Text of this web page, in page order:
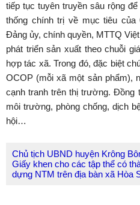
tiếp tục tuyên truyền sâu rộng
thống chính trị về mục tiêu
Đảng ủy, chính quyền, MTTQ
phát triển sản xuất theo chuỗi
hợp tác xã. Trong đó, đặc biệt
OCOP (mỗi xã một sản phẩm),
cạnh tranh trên thị trường. Đồng
môi trường, phòng chống, dịch
hội…
Chủ tịch UBND huyện Krông
Giấy khen cho các tập thể có
dựng NTM trên địa bàn xã Hòa